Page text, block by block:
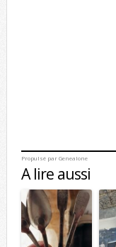
Propulsé par Genealone
A lire aussi